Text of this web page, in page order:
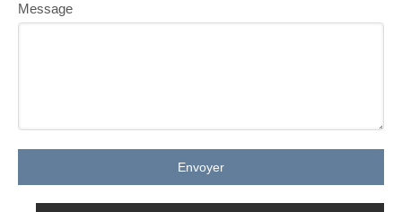
Message
Envoyer